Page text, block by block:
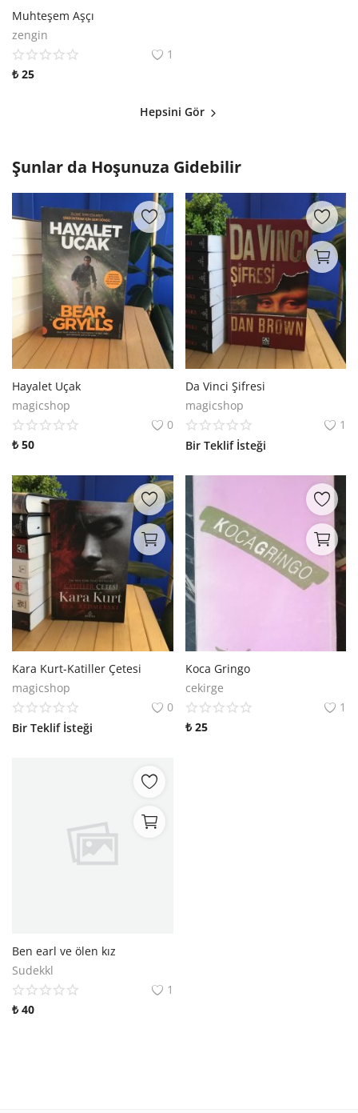
Muhteşem Aşçı
zengin
1
₺ 25
Hepsini Gör
Şunlar da Hoşunuza Gidebilir
Hayalet Uçak
magicshop
0
₺ 50
Da Vinci Şifresi
magicshop
1
Bir Teklif İsteği
Kara Kurt-Katiller Çetesi
magicshop
0
Bir Teklif İsteği
Koca Gringo
cekirge
1
₺25
Ben earl ve ölen kız
Sudekkl
1
₺ 40